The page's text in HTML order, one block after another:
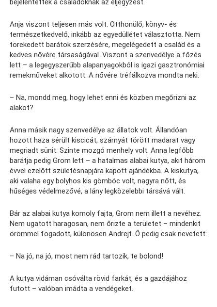
bejelentették a családoknak az eljegyzést.
Anja viszont teljesen más volt. Otthonülő, könyv- és
természetkedvelő, inkább az egyedüllétet választotta. Nem
törekedett barátok szerzésére, megelégedett a család és a
kedves nővére társaságával. Viszont a szenvedélye a főzés
lett – a legegyszerűbb alapanyagokból is igazi gasztronómiai
remekműveket alkotott. A nővére tréfálkozva mondta neki:
– Na, mondd meg, hogy lehet enni és közben megőrizni az
alakot?
Anna másik nagy szenvedélye az állatok volt. Állandóan
hozott haza sérült kiscicát, szárnyát törött madarat vagy
megriadt sünit. Szinte mozgó menhely volt. Anna legfőbb
barátja pedig Grom lett – a hatalmas alabai kutya, akit három
évvel ezelőtt születésnapjára kapott ajándékba. A kiskutya,
aki valaha egy bolyhos kis gömböc volt, nagyra nőtt, és
hűséges védelmezővé, a lány legközelebbi társává vált.
Bár az alabai kutya komoly fajta, Grom nem illett a nevéhez.
Nem ugatott haragosan, nem őrizte a területet – mindenkit
örömmel fogadott, különösen Andrejt. Ő pedig csak nevetett:
– Na jó, na jó, most nem rád tartozik, te bolond!
A kutya vidáman csóválta rövid farkát, és a gazdájához
futott – valóban imádta a vendégeket.